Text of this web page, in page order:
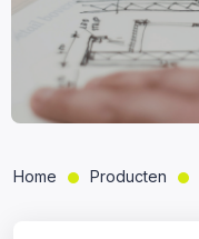
Home Producten